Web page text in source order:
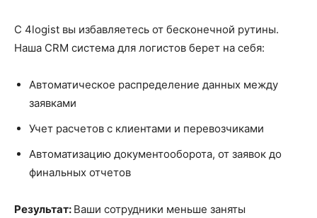
С 4logist вы избавляетесь от бесконечной рутины.
Наша СRM система для логистов берет на себя:
Автоматическое распределение данных между
заявками
Учет расчетов с клиентами и перевозчиками
Автоматизацию документооборота, от заявок до
финальных отчетов
Результат: Ваши сотрудники меньше заняты